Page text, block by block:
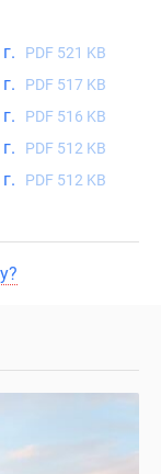
PDF 521 KB
PDF 517 KB
PDF 516 KB
PDF 512 KB
PDF 512 KB